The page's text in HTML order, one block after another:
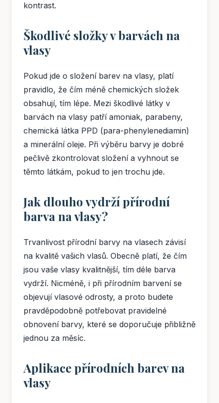
kontrast.
Škodlivé složky v barvách na
vlasy
Pokud jde o složení barev na vlasy, platí
pravidlo, že čím méně chemických složek
obsahují, tím lépe. Mezi škodlivé látky v
barvách na vlasy patří amoniak, parabeny,
chemická látka PPD (para-phenylenediamin)
a minerální oleje. Při výběru barvy je dobré
pečlivě zkontrolovat složení a vyhnout se
těmto látkám, pokud to jen trochu jde.
Jak dlouho vydrží přírodní
barva na vlasy?
Trvanlivost přírodní barvy na vlasech závisí
na kvalitě vašich vlasů. Obecně platí, že čím
jsou vaše vlasy kvalitnější, tím déle barva
vydrží. Nicméně, i při přírodním barvení se
objevují vlasové odrosty, a proto budete
pravděpodobně potřebovat pravidelné
obnovení barvy, které se doporučuje přibližně
jednou za měsíc.
Aplikace přírodních barev na
vlasy